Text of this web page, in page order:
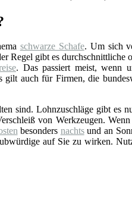
schwarze Schafe. Um sich
Regel gibt es durchschnittliche
. Das passiert meist, wenn
gilt auch für Firmen, die
sind. Lohnzuschläge gibt es
von Werkzeugen. Wenn
besonders nachtsund an
auf Sie zu wirken.